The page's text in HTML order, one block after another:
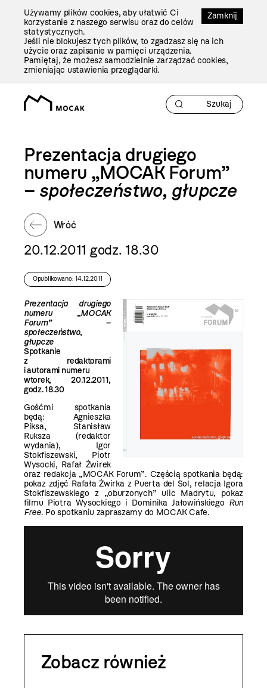
Zamknij
Używamy plików cookies, aby ułatwić Ci
korzystanie z naszego serwisu oraz do celów
statystycznych.
Jeśli nie blokujesz tych plików, to zgadzasz się na ich
użycie oraz zapisanie w pamięci urządzenia.
Pamiętaj, że możesz samodzielnie zarządzać cookies,
zmieniając ustawienia przeglądarki.
Prezentacja drugiego
numeru „MOCAK Forum”
– społeczeństwo, głupcze
Wróć
20.12.2011 godz. 18.30
Opublikowano: 14.12.2011
Prezentacja drugiego
numeru „MOCAK
Forum” –
społeczeństwo,
głupcze
Spotkanie
z redaktorami
i autorami numeru
wtorek, 20.12.2011,
godz. 18.30
Gośćmi spotkania
będą: Agnieszka
Piksa, Stanisław
Ruksza (redaktor
wydania), Igor
Stokfiszewski, Piotr
Wysocki, Rafał Żwirek
oraz redakcja „MOCAK Forum”. Częścią spotkania będą:
pokaz zdjęć Rafała Żwirka z Puerta del Sol, relacja Igora
Stokfiszewskiego z „oburzonych” ulic Madrytu, pokaz
filmu Piotra Wysockiego i Dominika Jałowińskiego Run
Free. Po spotkaniu zapraszamy do MOCAK Cafe.
Zobacz również